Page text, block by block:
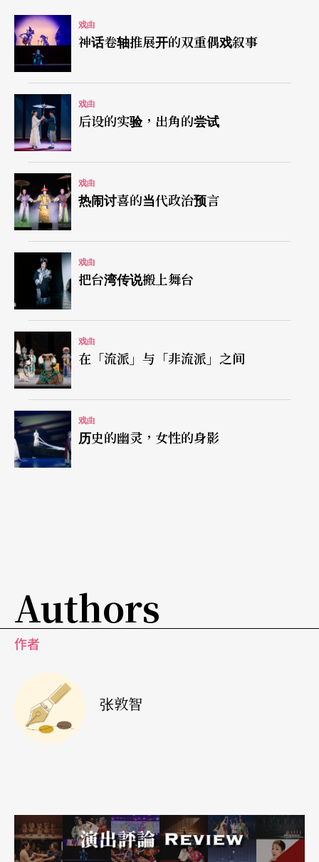
撤去彩楼后 操偶师的身体与表演
除此之外，布袋戏原有的彩楼形式，也在本次演出
由数块漂流木、几片屏风取代。随著取消传统形式
里的主要屏障，唯独保留操偶技艺，操偶师的身体
也随之现形，成为表演的一部分，这是过去布袋戏
里所没有的。导演表示，他并未调整操偶师身体，
而是顺其自然，让观众看见操偶师原有的样貌，包
括所有动作、声响、律动，都从经验丰富的操偶师
自身而来。这让这门传统艺术展现出全新面向，甚
至直接让这个面向被问题化了：在传统戏曲领域过
去只能看见京剧、昆曲等的「身段」，那么当操偶
师身体现形，其中也包含传统技艺脉络下所传承出
的自然身体，它算是种「身段」吗？若算，从论述
层面应如何看待？若不算，又存在何种将操偶师身
体与布袋戏偶在表演中更紧密结合的可能？过去为
突显布袋戏偶而隐去操偶师的作法，暗示了两者在
视觉上的竞争关系；然而，未来有没有可能顺应此
畅、灵活的调度。时而聚拢、时而开展的屏风，在
孟家的墙壁、与皇上行走的大道等形象间自在流
用，略为可惜。尽管如此，从过去非传统布袋戏观
众的视野观察，全作剧本内容与表演形式两者的创
新，都让本作产生许多新颖且亮丽的巧思、问题与
试更加完整。就目前成果而言，也已经展现出保留
传统布袋戏元素的前提下，开发全新面貌、树立属
戏曲
神话卷轴推展开的双重偶戏叙事
戏曲
后设的实验，出角的尝试
戏曲
热闹讨喜的当代政治预言
戏曲
把台湾传说搬上舞台
戏曲
在「流派」与「非流派」之间
戏曲
历史的幽灵，女性的身影
Authors
作者
张敦智